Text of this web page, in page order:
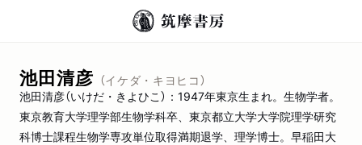
池田清彦 （イケダ・キヨヒコ）
池田清彦（いけだ・きよひこ）：1947年東京生まれ。生物学者。
東京教育大学理学部生物学科卒、東京都立大学大学院理学研究
科博士課程生物学専攻単位取得満期退学、理学博士。早稲田大